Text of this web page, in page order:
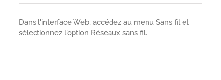
Dans l'interface Web, accédez au menu Sans fil et
sélectionnez l'option Réseaux sans fil.